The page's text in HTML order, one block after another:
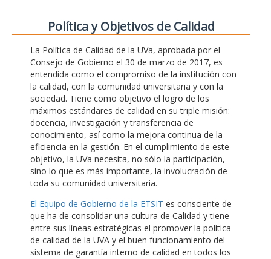
Polí­tica y Objetivos de Calidad
La Política de Calidad de la UVa, aprobada por el
Consejo de Gobierno el 30 de marzo de 2017, es
entendida como el compromiso de la institución con
la calidad, con la comunidad universitaria y con la
sociedad. Tiene como objetivo el logro de los
máximos estándares de calidad en su triple misión:
docencia, investigación y transferencia de
conocimiento, así como la mejora continua de la
eficiencia en la gestión. En el cumplimiento de este
objetivo, la UVa necesita, no sólo la participación,
sino lo que es más importante, la involucración de
toda su comunidad universitaria.
El Equipo de Gobierno de la ETSIT es consciente de
que ha de consolidar una cultura de Calidad y tiene
entre sus líneas estratégicas el promover la política
de calidad de la UVA y el buen funcionamiento del
sistema de garantía interno de calidad en todos los